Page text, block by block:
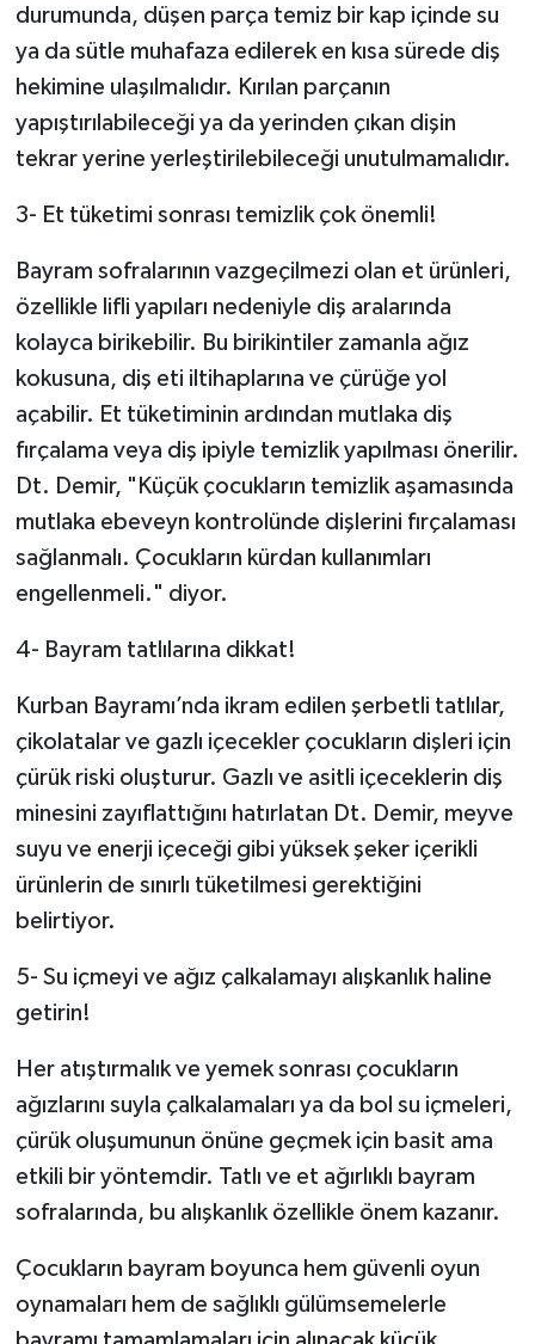
durumunda, düşen parça temiz bir kap içinde su
ya da sütle muhafaza edilerek en kısa sürede diş
hekimine ulaşılmalıdır. Kırılan parçanın
yapıştırılabileceği ya da yerinden çıkan dişin
tekrar yerine yerleştirilebileceği unutulmamalıdır.
3- Et tüketimi sonrası temizlik çok önemli!
Bayram sofralarının vazgeçilmezi olan et ürünleri,
özellikle lifli yapıları nedeniyle diş aralarında
kolayca birikebilir. Bu birikintiler zamanla ağız
kokusuna, diş eti iltihaplarına ve çürüğe yol
açabilir. Et tüketiminin ardından mutlaka diş
fırçalama veya diş ipiyle temizlik yapılması önerilir.
Dt. Demir, "Küçük çocukların temizlik aşamasında
mutlaka ebeveyn kontrolünde dişlerini fırçalaması
sağlanmalı. Çocukların kürdan kullanımları
engellenmeli." diyor.
4- Bayram tatlılarına dikkat!
Kurban Bayramı’nda ikram edilen şerbetli tatlılar,
çikolatalar ve gazlı içecekler çocukların dişleri için
çürük riski oluşturur. Gazlı ve asitli içeceklerin diş
minesini zayıflattığını hatırlatan Dt. Demir, meyve
suyu ve enerji içeceği gibi yüksek şeker içerikli
ürünlerin de sınırlı tüketilmesi gerektiğini
belirtiyor.
5- Su içmeyi ve ağız çalkalamayı alışkanlık haline
getirin!
Her atıştırmalık ve yemek sonrası çocukların
ağızlarını suyla çalkalamaları ya da bol su içmeleri,
çürük oluşumunun önüne geçmek için basit ama
etkili bir yöntemdir. Tatlı ve et ağırlıklı bayram
sofralarında, bu alışkanlık özellikle önem kazanır.
Çocukların bayram boyunca hem güvenli oyun
oynamaları hem de sağlıklı gülümsemelerle